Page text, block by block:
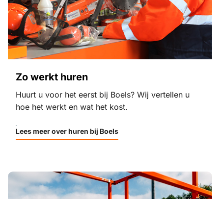
Zo werkt huren
Huurt u voor het eerst bij Boels? Wij vertellen u
hoe het werkt en wat het kost.
Lees meer over huren bij Boels